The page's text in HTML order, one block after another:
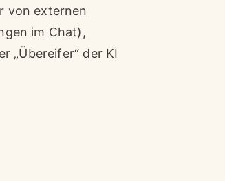
von externen
im Chat),
„Übereifer“ der KI